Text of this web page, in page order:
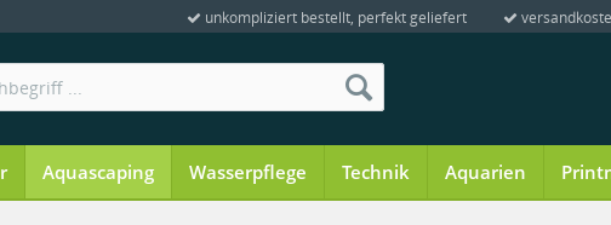
unkompliziert bestellt, perfekt geliefert
Aquascaping Wasserpflege Technik Aquarien